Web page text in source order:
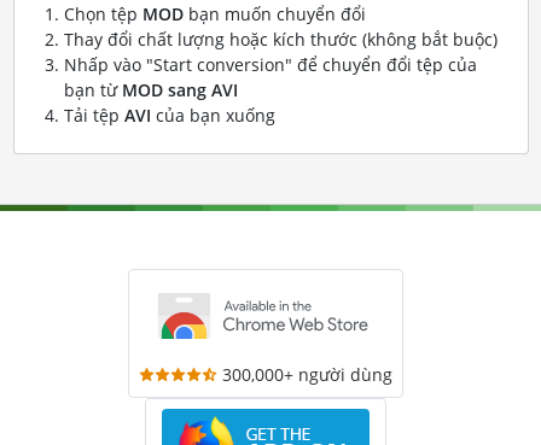
Chọn tệp MODbạn muốn chuyển đổi
Thay đổi chất lượng hoặc kích thước (không bắt buộc)
Nhấp vào "Start conversion" để chuyển đổi tệp của
bạn từ MOD sang AVI
Tải tệp AVI của bạn xuống
300,000+ người dùng